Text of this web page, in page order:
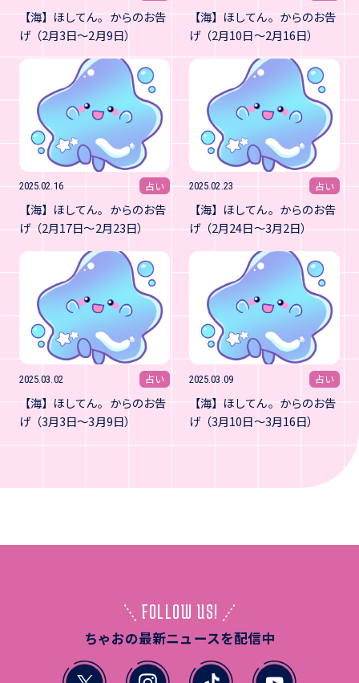
【海】ほしてん。からのお告
げ（2月3日～2月9日）
【海】ほしてん。からのお告
げ（2月10日～2月16日）
2025.02.16 占い
【海】ほしてん。からのお告
げ（2月17日～2月23日）
2025.02.23 占い
【海】ほしてん。からのお告
げ（2月24日～3月2日）
2025.03.02 占い
【海】ほしてん。からのお告
げ（3月3日～3月9日）
2025.03.09 占い
【海】ほしてん。からのお告
げ（3月10日～3月16日）
FOLLOW US!
ちゃおの最新ニュースを配信中